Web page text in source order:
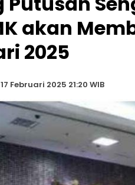
akan
2025
Februari 2025 21:20 WIB